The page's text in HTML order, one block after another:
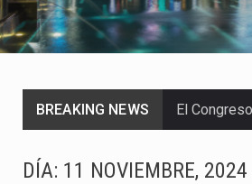
BREAKING NEWS
DÍA: 11 NOVIEMBRE, 2024